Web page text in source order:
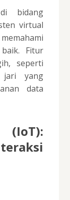
bidang
virtual
Fitur
seperti
jari yang
data